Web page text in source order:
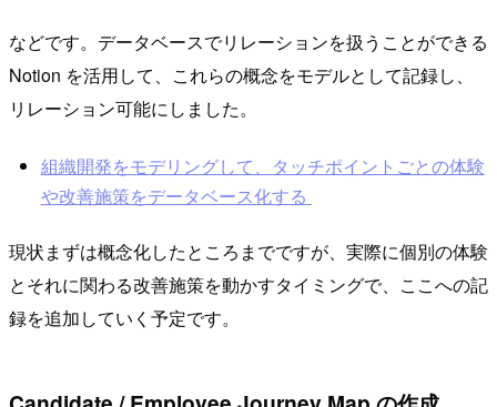
などです。データベースでリレーションを扱うことができる
Notion を活用して、これらの概念をモデルとして記録し、
リレーション可能にしました。
組織開発をモデリングして、タッチポイントごとの体験
や改善施策をデータベース化する
現状まずは概念化したところまでですが、実際に個別の体験
とそれに関わる改善施策を動かすタイミングで、ここへの記
録を追加していく予定です。